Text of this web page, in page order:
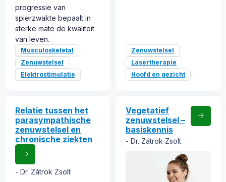
progressie van
spierzwakte bepaalt in
sterke mate de kwaliteit
van leven.
Musculoskeletal
Zenuwstelsel
Elektrostimulatie
Zenuwstelsel
Lasertherapie
Hoofd en gezicht
Relatie tussen het
parasympathische
zenuwstelsel en
chronische ziekten
Dr. Zátrok Zsolt
Vegetatief
zenuwstelsel –
basiskennis
Dr. Zátrok Zsolt